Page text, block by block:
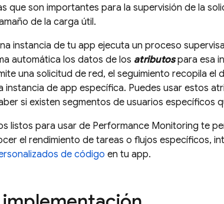
que son importantes para la supervisión de la
de la carga útil.
instancia de tu app ejecuta un proceso
automática los datos de los atributospara esa
una solicitud de red, el seguimiento recopila el
instancia de app específica. Puedes usar estos
si existen segmentos de usuarios específicos
listos para usar de Performance Monitoring te
el rendimiento de tareas o flujos específicos,
de código en tu app.